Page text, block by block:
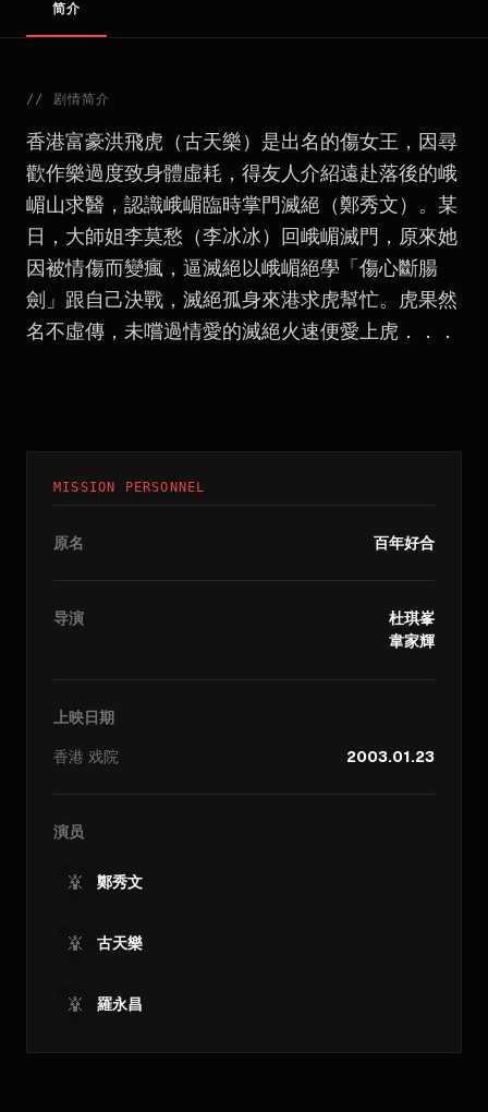
简介
// 剧情简介
香港富豪洪飛虎（古天樂）是出名的傷女王，因尋
歡作樂過度致身體虛耗，得友人介紹遠赴落後的峨
嵋山求醫，認識峨嵋臨時掌門滅絕（鄭秀文）。某
日，大師姐李莫愁（李冰冰）回峨嵋滅門，原來她
因被情傷而變瘋，逼滅絕以峨嵋絕學「傷心斷腸
劍」跟自己決戰，滅絕孤身來港求虎幫忙。虎果然
名不虛傳，未嚐過情愛的滅絕火速便愛上虎．．．
MISSION PERSONNEL
原名 百年好合
导演
杜琪峯
韋家輝
上映日期
香港 戏院 2003.01.23
演员
鄭秀文
古天樂
羅永昌